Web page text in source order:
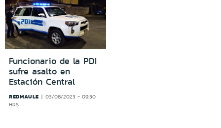
Funcionario de la PDI
sufre asalto en
Estación Central
REDMAULE
03/08/2023 - 09:30
HRS